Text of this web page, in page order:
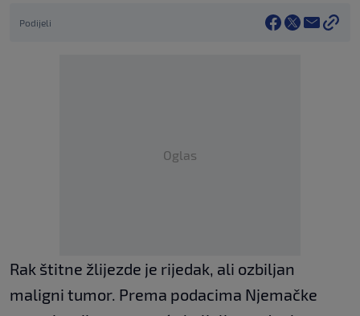
Podijeli
Oglas
Rak štitne žlijezde je rijedak, ali ozbiljan
maligni tumor. Prema podacima Njemačke